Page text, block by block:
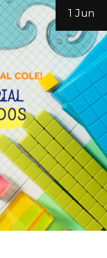
1 Jun